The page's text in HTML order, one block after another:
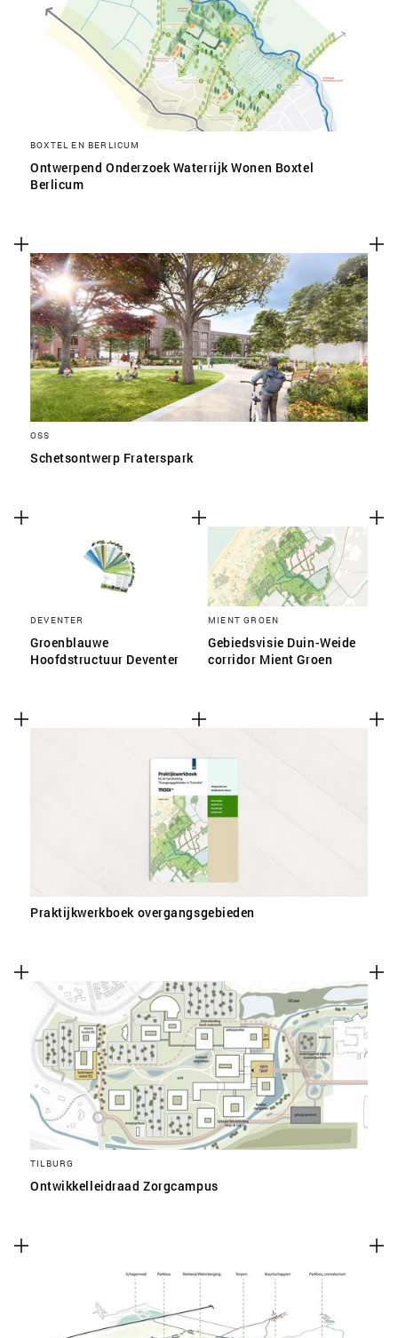
BOXTEL EN BERLICUM
Ontwerpend Onderzoek Waterrijk Wonen Boxtel
Berlicum
OSS
Schetsontwerp Fraterspark
DEVENTER
Groenblauwe
Hoofdstructuur Deventer
MIENT GROEN
Gebiedsvisie Duin-Weide
corridor Mient Groen
Praktijkwerkboek overgangsgebieden
TILBURG
Ontwikkelleidraad Zorgcampus
SLA VOORKEUREN OP